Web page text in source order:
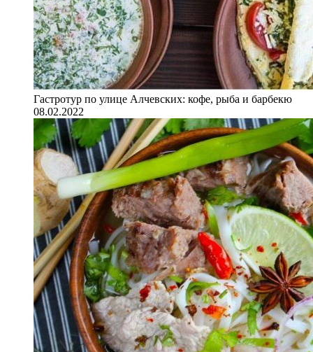
Гастротур по улице Алчевских: кофе, рыба и барбекю
08.02.2022